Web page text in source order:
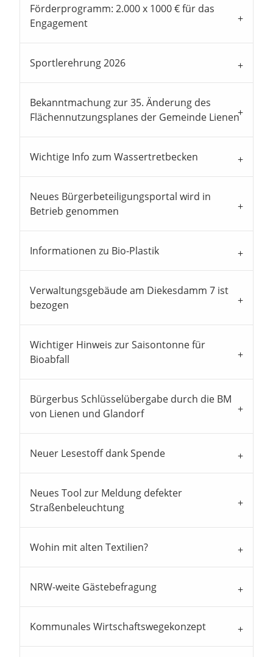
Förderprogramm: 2.000 x 1000 € für das
Engagement
Sportlerehrung 2026
Bekanntmachung zur 35. Änderung des
Flächennutzungsplanes der Gemeinde Lienen
Wichtige Info zum Wassertretbecken
Neues Bürgerbeteiligungsportal wird in
Betrieb genommen
Informationen zu Bio-Plastik
Verwaltungsgebäude am Diekesdamm 7 ist
bezogen
Wichtiger Hinweis zur Saisontonne für
Bioabfall
Bürgerbus Schlüsselübergabe durch die BM
von Lienen und Glandorf
Neuer Lesestoff dank Spende
Neues Tool zur Meldung defekter
Straßenbeleuchtung
Wohin mit alten Textilien?
NRW-weite Gästebefragung
Kommunales Wirtschaftswegekonzept